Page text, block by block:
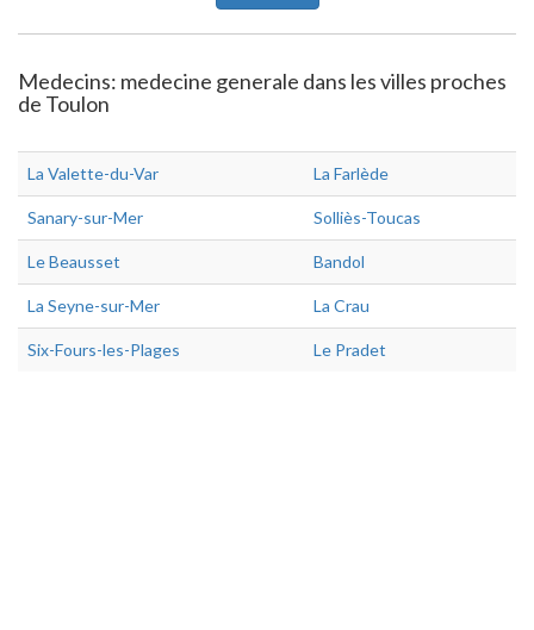
Medecins: medecine generale dans les villes proches
de Toulon
La Valette-du-Var La Farlède
Sanary-sur-Mer Solliès-Toucas
Le Beausset Bandol
La Seyne-sur-Mer La Crau
Six-Fours-les-Plages Le Pradet